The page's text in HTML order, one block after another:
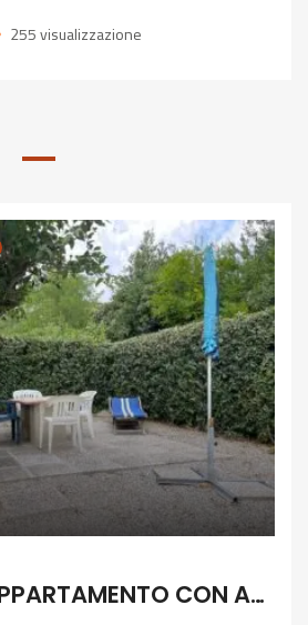
255 visualizzazione
3V – VADA, APPARTAMENTO CON AMPIO GIARDINO